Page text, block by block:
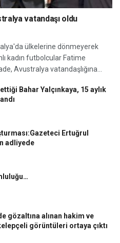
vatandaşı oldu
ülkelerine dönmeyerek
kadın futbolcular Fatime
Avustralya vatandaşlığına...
Bahar Yalçınkaya, 15 aylık
Ertuğrul
adliyede
gözaltına alınan hakim ve
görüntüleri ortaya çıktı